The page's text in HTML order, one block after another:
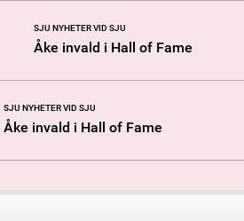
SJU NYHETER VID SJU
Åke invald i Hall of Fame
SJU NYHETER VID SJU
Åke invald i Hall of Fame